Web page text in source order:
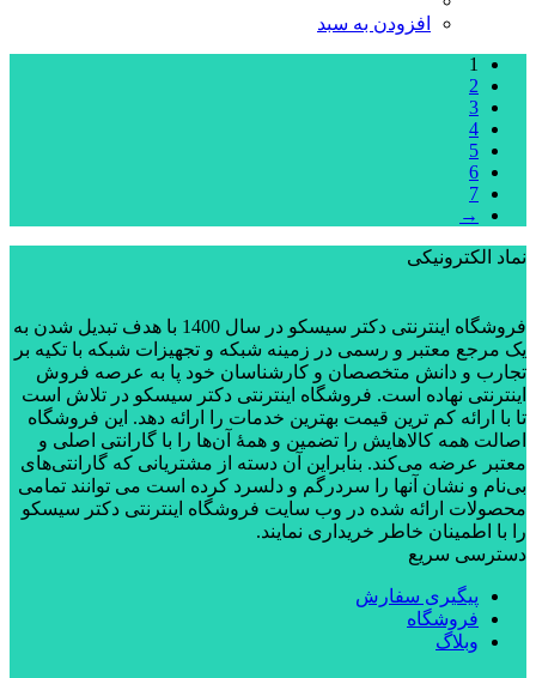
افزودن به سبد
1
2
3
4
5
6
7
→
نماد الکترونیکی
فروشگاه اینترنتی دکتر سیسکو در سال 1400 با هدف تبدیل شدن به
یک مرجع معتبر و رسمی در زمینه شبکه و تجهیزات شبکه با تکیه بر
تجارب و دانش متخصصان و کارشناسان خود پا به عرصه فروش
اینترنتی نهاده است. فروشگاه اینترنتی دکتر سیسکو در تلاش است
تا با ارائه کم ترین قیمت بهترین خدمات را ارائه دهد. این فروشگاه
اصالت همه کالاهایش را تضمین و همۀ آن‌ها را با گارانتی اصلی و
معتبر عرضه می‌کند. بنابراین آن دسته از مشتریانی که گارانتی‌های
بی‌نام و نشان آنها را سردرگم و دلسرد کرده است می توانند تمامی
محصولات ارائه شده در وب سایت فروشگاه اینترنتی دکتر سیسکو
را با اطمینان خاطر خریداری نمایند.
دسترسی سریع
پیگیری سفارش
فروشگاه
وبلاگ